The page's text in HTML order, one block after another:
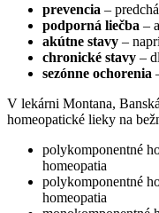
prevencia –
podporná liečba –
akútne stavy –
chronické stavy –
sezónne ochorenia
V lekárni Montana,
homeopatické lieky na
polykomponentné
homeopatia
polykomponentné
homeopatia